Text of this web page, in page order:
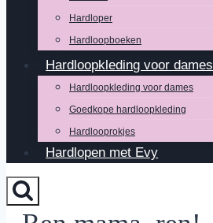
Hardloper
Hardloopboeken
Hardloopkleding voor dames
Hardloopkleding voor dames
Goedkope hardloopkleding
Hardlooprokjes
Hardlopen met Evy